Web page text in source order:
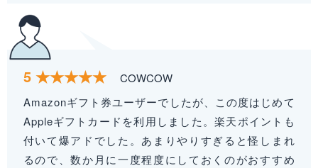
5
COWCOW
Amazonギフト券ユーザーでしたが、この度はじめて
Appleギフトカードを利用しました。楽天ポイントも
付いて爆アドでした。あまりやりすぎると怪しまれ
るので、数か月に一度程度にしておくのがおすすめ